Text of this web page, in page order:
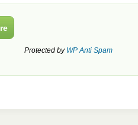
Protected by WP Anti Spam